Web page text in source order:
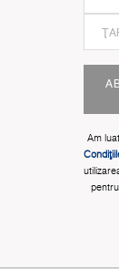
Am